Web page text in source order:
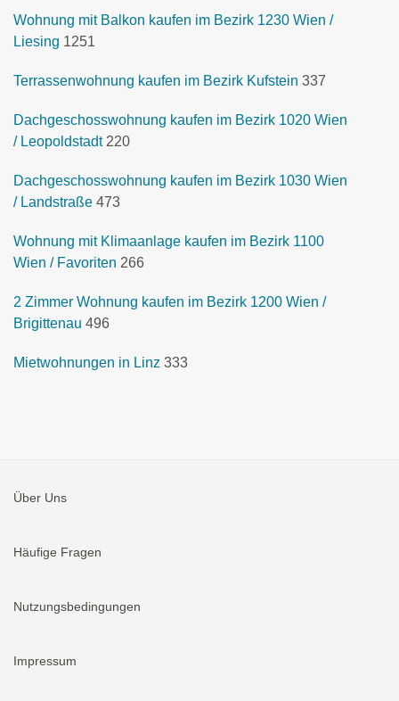
Wohnung mit Balkon kaufen im Bezirk 1230 Wien /
Liesing 1251
Terrassenwohnung kaufen im Bezirk Kufstein 337
Dachgeschosswohnung kaufen im Bezirk 1020 Wien
/ Leopoldstadt 220
Dachgeschosswohnung kaufen im Bezirk 1030 Wien
/ Landstraße 473
Wohnung mit Klimaanlage kaufen im Bezirk 1100
Wien / Favoriten 266
2 Zimmer Wohnung kaufen im Bezirk 1200 Wien /
Brigittenau 496
Mietwohnungen in Linz 333
Über Uns
Häufige Fragen
Nutzungsbedingungen
Impressum